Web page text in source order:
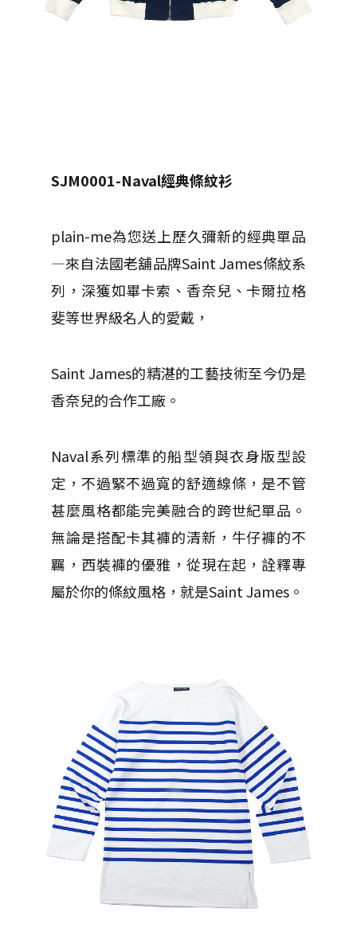
SJM0001-Naval經典條紋衫
plain-me為您送上歷久彌新的經典單品
—來自法國老舖品牌Saint James條紋系
列，深獲如畢卡索、香奈兒、卡爾拉格
斐等世界級名人的愛戴，
Saint James的精湛的工藝技術至今仍是
香奈兒的合作工廠。
Naval系列標準的船型領與衣身版型設
定，不過緊不過寬的舒適線條，是不管
甚麼風格都能完美融合的跨世紀單品。
無論是搭配卡其褲的清新，牛仔褲的不
羈，西裝褲的優雅，從現在起，詮釋專
屬於你的條紋風格，就是Saint James。